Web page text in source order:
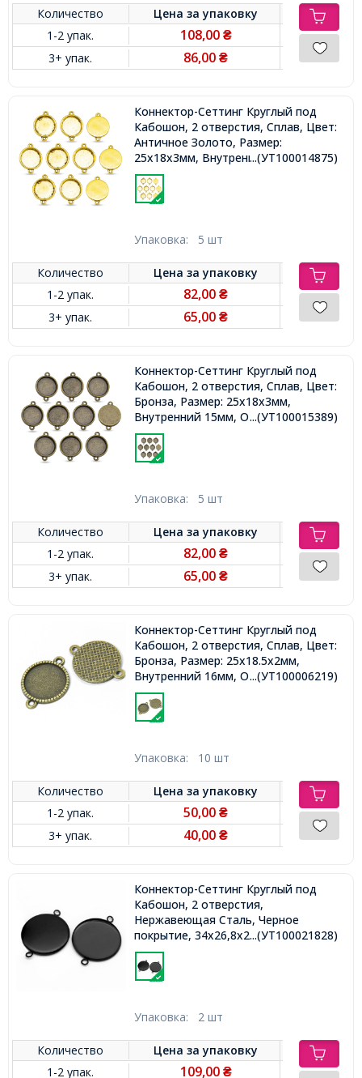
Количество Цена заупаковку
1-2 упак.
108,00 ₴
3+ упак. 86,00₴
Коннектор-Сеттинг Круглый под
Кабошон, 2 отверстия, Сплав, Цвет:
Античное Золото, Размер:
25x18x3мм, Внутренний 15мм,
Отверстие 2мм,
...(УТ100014875)
Упаковка: 5 шт
Количество Цена заупаковку
1-2 упак.
82,00₴
3+ упак. 65,00₴
Коннектор-Сеттинг Круглый под
Кабошон, 2 отверстия, Сплав, Цвет:
Бронза, Размер: 25x18x3мм,
Внутренний 15мм, Отверстие 2мм,
...(УТ100015389)
Упаковка: 5 шт
Количество Цена заупаковку
1-2 упак.
82,00₴
3+ упак. 65,00₴
Коннектор-Сеттинг Круглый под
Кабошон, 2 отверстия, Сплав, Цвет:
Бронза, Размер: 25x18.5x2мм,
Внутренний 16мм, Отверстие 2мм,
...(УТ100006219)
Упаковка: 10 шт
Количество Цена заупаковку
1-2 упак.
50,00₴
3+ упак. 40,00₴
Коннектор-Сеттинг Круглый под
Кабошон, 2 отверстия,
Нержавеющая Сталь, Черное
покрытие, 34х26,8х2мм,
Внутренний 25мм, Отв. 2.2мм,
...(УТ100021828)
Упаковка: 2 шт
Количество Цена заупаковку
1-2 упак.
109,00 ₴